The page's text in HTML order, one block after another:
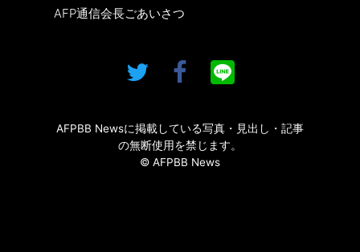
AFP通信会長ごあいさつ
AFPBB Newsに掲載している写真・見出し・記事
の無断使用を禁じます。
© AFPBB News